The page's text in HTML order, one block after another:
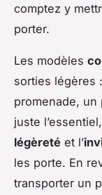
comptez y
porter.
Les modèles
sorties légères
promenade, un
juste
légèreté et l’
les porte. En
transporter un